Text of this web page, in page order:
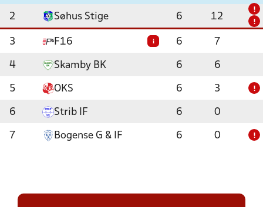
2 Søhus Stige 6 12
!
!
3 F16 i 6 7
4 Skamby BK 6 6
5 OKS 6 3 !
6 Strib IF 6 0
7 Bogense G & IF 6 0 !